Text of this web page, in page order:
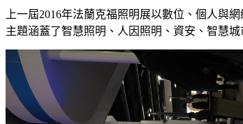
上一屆2016年法蘭克福照明展以數位、個人與
主題涵蓋了智慧照明、人因照明、資安、智慧